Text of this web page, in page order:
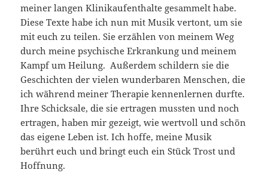
meiner langen Klinikaufenthalte gesammelt habe.
Diese Texte habe ich nun mit Musik vertont, um sie
mit euch zu teilen. Sie erzählen von meinem Weg
durch meine psychische Erkrankung und meinem
Kampf um Heilung. Außerdem schildern sie die
Geschichten der vielen wunderbaren Menschen, die
ich während meiner Therapie kennenlernen durfte.
Ihre Schicksale, die sie ertragen mussten und noch
ertragen, haben mir gezeigt, wie wertvoll und schön
das eigene Leben ist. Ich hoffe, meine Musik
berührt euch und bringt euch ein Stück Trost und
Hoffnung.